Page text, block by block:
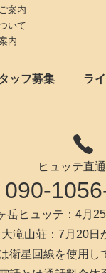
案内
いて
内
ッフ募集 ラ
ヒュッテ直
090-
岳ヒュッテ：4月
大滝山荘：7月20日
衛星回線を使用し